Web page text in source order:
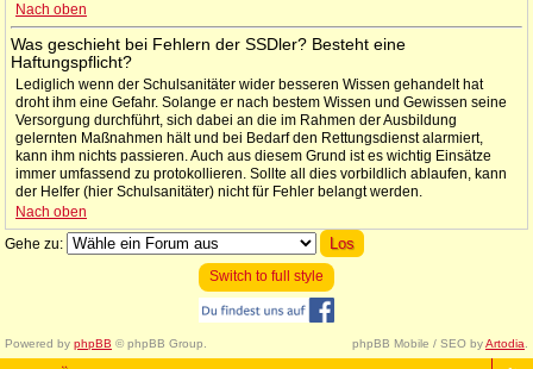
Nach oben
Was geschieht bei Fehlern der SSDler? Besteht eine
Haftungspflicht?
Lediglich wenn der Schulsanitäter wider besseren Wissen gehandelt hat
droht ihm eine Gefahr. Solange er nach bestem Wissen und Gewissen seine
Versorgung durchführt, sich dabei an die im Rahmen der Ausbildung
gelernten Maßnahmen hält und bei Bedarf den Rettungsdienst alarmiert,
kann ihm nichts passieren. Auch aus diesem Grund ist es wichtig Einsätze
immer umfassend zu protokollieren. Sollte all dies vorbildlich ablaufen, kann
der Helfer (hier Schulsanitäter) nicht für Fehler belangt werden.
Nach oben
Gehe zu:
Switch to full style
Powered by phpBB © phpBB Group. phpBB Mobile / SEO byArtodia